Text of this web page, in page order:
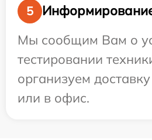
5
Мы сообщим Вам о
тестировании
организуем
или в офис.